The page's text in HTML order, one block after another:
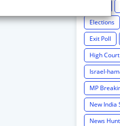
Elections
Exit Poll
High Court
Israel-
MP
New India
News